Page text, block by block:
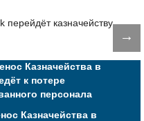
→
Казначейства в